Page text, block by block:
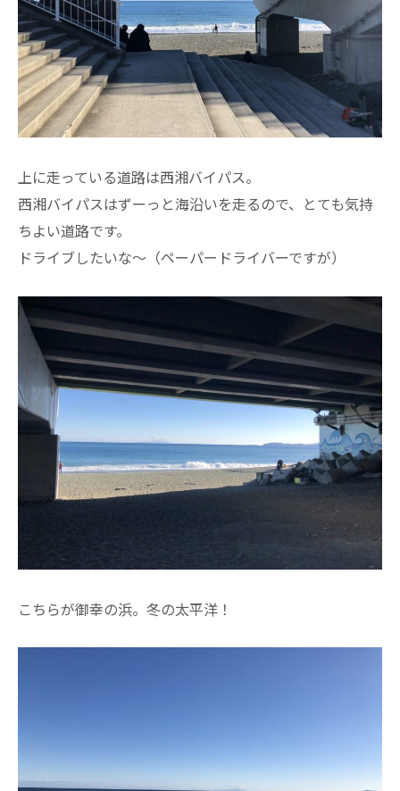
上に走っている道路は西湘バイパス。
西湘バイパスはずーっと海沿いを走るので、とても気持
ちよい道路です。
ドライブしたいな～（ペーパードライバーですが）
こちらが御幸の浜。冬の太平洋！